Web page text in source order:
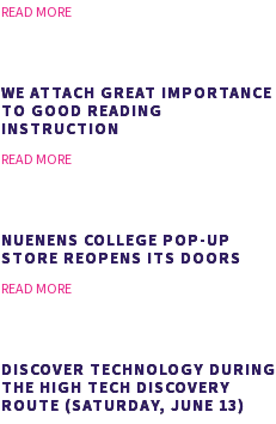
READ MORE
WE ATTACH GREAT IMPORTANCE
TO GOOD READING
INSTRUCTION
READ MORE
NUENENS COLLEGE POP-UP
STORE REOPENS ITS DOORS
READ MORE
DISCOVER TECHNOLOGY DURING
THE HIGH TECH DISCOVERY
ROUTE (SATURDAY, JUNE 13)